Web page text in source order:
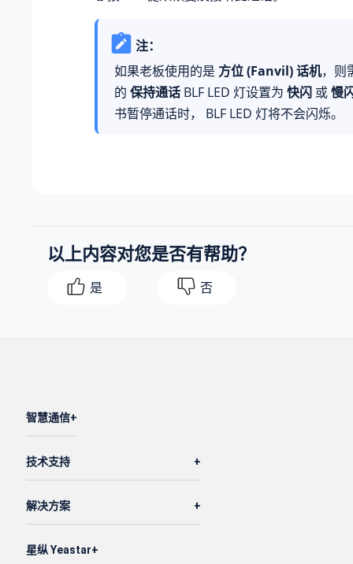
注：
如果老板使用的是 方位 (Fanvil) 话机，则
的 保持通话BLF LED 灯设置为 快闪或慢
书暂停通话时， BLF LED 灯将不会闪烁。
以上内容对您是否有帮助？
是 否
智慧通信
技术支持
解决方案
星纵 Yeastar